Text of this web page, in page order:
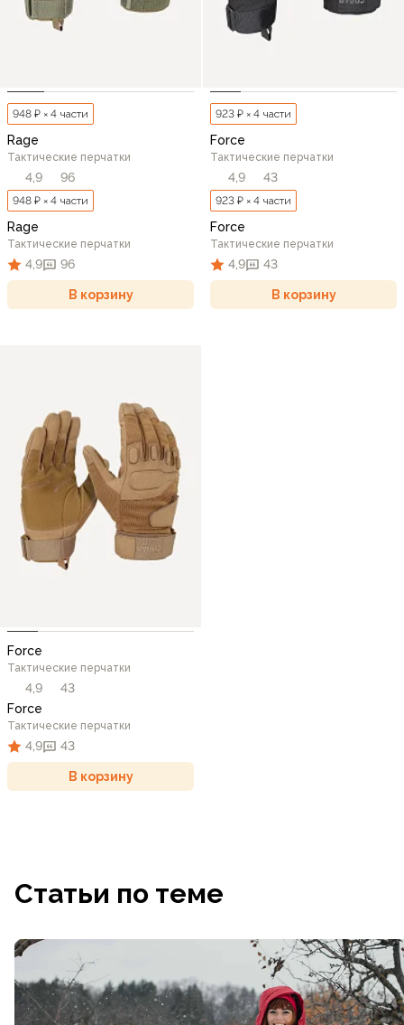
948 ₽ × 4 части
Rage
Тактические перчатки
4,9 96
948 ₽ × 4 части
Rage
Тактические перчатки
4,9 96
В корзину
923 ₽ × 4 части
Force
Тактические перчатки
4,9 43
923 ₽ × 4 части
Force
Тактические перчатки
4,9 43
В корзину
Force
Тактические перчатки
4,9
43
Force
Тактические перчатки
4,9 43
В корзину
Статьи по теме